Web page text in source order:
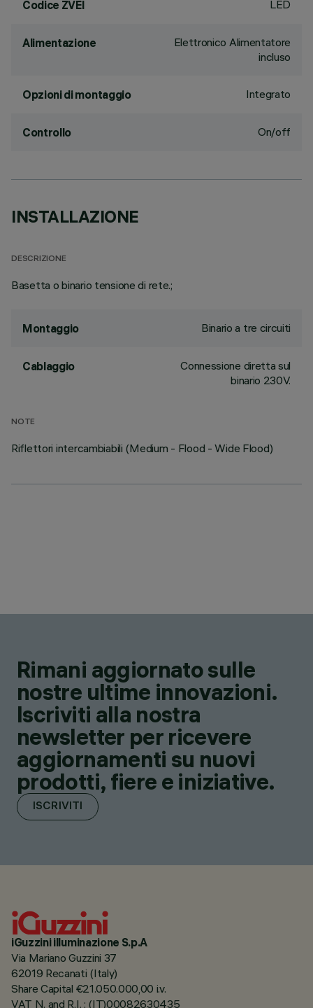
Codice ZVEI LED
Alimentazione
Elettronico Alimentatore
incluso
Opzioni di montaggio Integrato
Controllo On/off
INSTALLAZIONE
DESCRIZIONE
Basetta o binario tensione di rete.;
Montaggio Binario a tre circuiti
Cablaggio
Connessione diretta sul
binario 230V.
NOTE
Riflettori intercambiabili (Medium - Flood - Wide Flood)
Rimani aggiornato sulle
nostre ultime innovazioni.
Iscriviti alla nostra
newsletter per ricevere
aggiornamenti su nuovi
prodotti, fiere e iniziative.
ISCRIVITI
iGuzzini illuminazione S.p.A
Via Mariano Guzzini 37
62019 Recanati (Italy)
Share Capital €21.050.000,00 i.v.
VAT N. and R.I. : (IT)00082630435